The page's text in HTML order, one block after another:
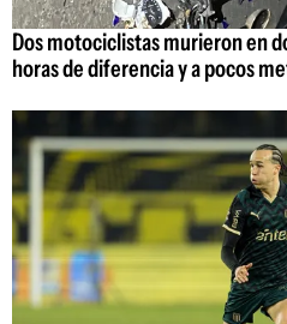
Dos motociclistas murieron en
horas de diferencia y a pocos